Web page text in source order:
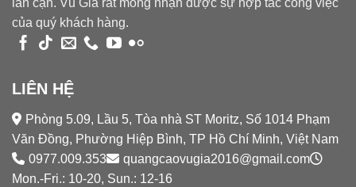
lân cận. Vũ Gia rất mong nhận được sự hợp tác công việc
của quý khách hàng.
LIÊN HỆ
Phòng 5.09, Lầu 5, Tòa nhà ST Moritz, Số 1014 Phạm
Văn Đồng, Phường Hiệp Bình, TP Hồ Chí Minh, Việt Nam
0977.009.353
quangcaovugia2016@gmail.com
Mon.-Fri.: 10-20, Sun.: 12-16